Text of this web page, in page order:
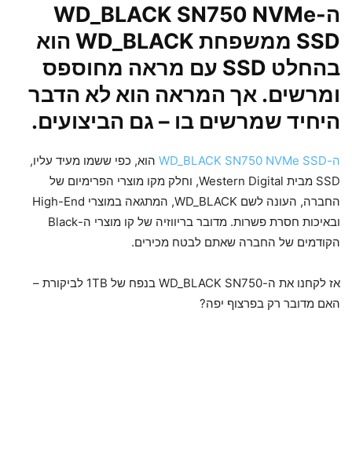
ה-WD_BLACK SN750 NVMe
SSD ממשפחת WD_BLACK הוא
בהחלט SSD עם מראה מחוספס
ומרשים. אך המראה הוא לא הדבר
היחיד שמרשים בו – גם הביצועים.
ה-WD_BLACK SN750 NVMe SSD
הוא, כפי ששמו מעיד עליו,
SSD מבית Western Digital, וחלק מקו מוצרי הפרימיום של
החברה, העונה לשם WD_BLACK, המתגאה במוצרי High-End
ובאיכות חסרת פשרות. מדובר בריווזיה של קו מוצרי ה-Black
הקודמים של החברה שאתם לבטח מכירים.
אז לקחנו את ה-WD_BLACK SN750 בנפח של 1TB לביקורת –
האם מדובר רק בפרצוף יפה?